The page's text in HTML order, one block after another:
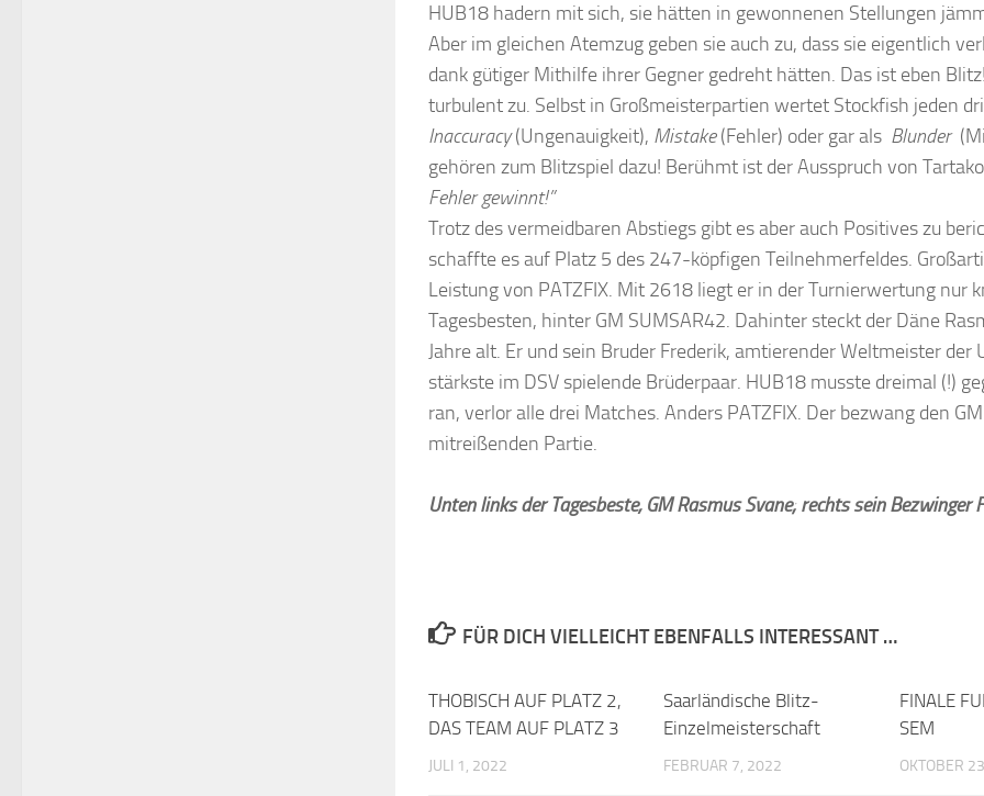
HUB18 hadern mit sich, sie hätten in gewonnenen Stellungen
Aber im gleichen Atemzug geben sie auch zu, dass sie eigentlich
dank gütiger Mithilfe ihrer Gegner gedreht hätten. Das ist eben
turbulent zu. Selbst in Großmeisterpartien wertet Stockfish jeden
Inaccuracy(Ungenauigkeit), Mistake(Fehler) oder gar als Blunder
gehören zum Blitzspiel dazu! Berühmt ist der Ausspruch von
Fehler gewinnt!”
Trotz des vermeidbaren Abstiegs gibt es aber auch Positives zu
schaffte es auf Platz 5 des 247-köpfigen Teilnehmerfeldes.
Leistung von PATZFIX. Mit 2618 liegt er in der Turnierwertung nur
Tagesbesten, hinter GM SUMSAR42. Dahinter steckt der Däne
Jahre alt. Er und sein Bruder Frederik, amtierender Weltmeister der
stärkste im DSV spielende Brüderpaar. HUB18 musste dreimal (!)
ran, verlor alle drei Matches. Anders PATZFIX. Der bezwang den
mitreißenden Partie.
Unten links der Tagesbeste, GM Rasmus Svane; rechts sein Bezwinger
FÜR DICH VIELLEICHT EBENFALLS INTERESSANT …
THOBISCH AUF PLATZ 2,
DAS TEAM AUF PLATZ 3
JULI 1, 2022
Saarländische Blitz-
Einzelmeisterschaft
FEBRUAR 7, 2022
FINALE
SEM
OKTOBER